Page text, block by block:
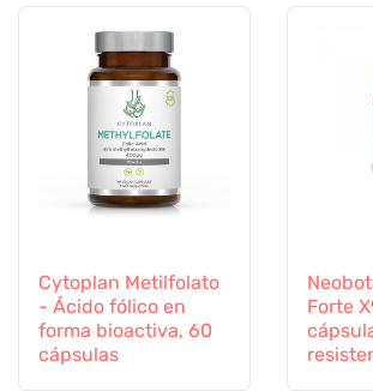
Cytoplan Metilfolato
- Ácido fólico en
forma bioactiva, 60
cápsulas
Forte